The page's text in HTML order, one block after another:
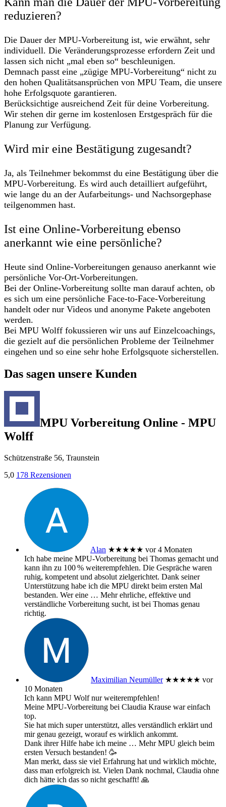
reduzieren?
Die Dauer der MPU-Vorbereitung ist, wie erwähnt, sehr
individuell. Die Veränderungsprozesse erfordern Zeit und
lassen sich nicht „mal eben so“ beschleunigen.
Demnach passt eine „zügige MPU-Vorbereitung“ nicht zu
den hohen Qualitätsansprüchen von MPU Team, die unsere
hohe Erfolgsquote garantieren.
Berücksichtige ausreichend Zeit für deine Vorbereitung.
Wir stehen dir gerne im kostenlosen Erstgespräch für die
Planung zur Verfügung.
Wird mir eine Bestätigung zugesandt?
Ja, als Teilnehmer bekommst du eine Bestätigung über die
MPU-Vorbereitung. Es wird auch detailliert aufgeführt,
wie lange du an der Aufarbeitungs- und Nachsorgephase
teilgenommen hast.
Ist eine Online-Vorbereitung ebenso
anerkannt wie eine persönliche?
Heute sind Online-Vorbereitungen genauso anerkannt wie
persönliche Vor-Ort-Vorbereitungen.
Bei der Online-Vorbereitung sollte man darauf achten, ob
es sich um eine persönliche Face-to-Face-Vorbereitung
handelt oder nur Videos und anonyme Pakete angeboten
werden.
Bei MPU Wolff fokussieren wir uns auf Einzelcoachings,
die gezielt auf die persönlichen Probleme der Teilnehmer
eingehen und so eine sehr hohe Erfolgsquote sicherstellen.
Das sagen unsere Kunden
MPU Vorbereitung Online - MPU
Wolff
Schützenstraße 56, Traunstein
5,0 178 Rezensionen
Alan ★★★★★ vor 4 Monaten
Ich habe meine MPU‑Vorbereitung bei Thomas gemacht und
kann ihn zu 100 % weiterempfehlen. Die Gespräche waren
ruhig, kompetent und absolut zielgerichtet. Dank seiner
Unterstützung habe ich die MPU direkt beim ersten Mal
bestanden. Wer eine … Mehrehrliche, effektive und
verständliche Vorbereitung sucht, ist bei Thomas genau
richtig.
Maximilian Neumüller ★★★★★ vor
10 Monaten
Ich kann MPU Wolf nur weiterempfehlen!
Meine MPU-Vorbereitung bei Claudia Krause war einfach
top.
Sie hat mich super unterstützt, alles verständlich erklärt und
mir genau gezeigt, worauf es wirklich ankommt.
Dank ihrer Hilfe habe ich meine … MehrMPU gleich beim
ersten Versuch bestanden! 🥳
Man merkt, dass sie viel Erfahrung hat und wirklich möchte,
dass man erfolgreich ist. Vielen Dank nochmal, Claudia ohne
dich hätte ich das so nicht geschafft! 🙏